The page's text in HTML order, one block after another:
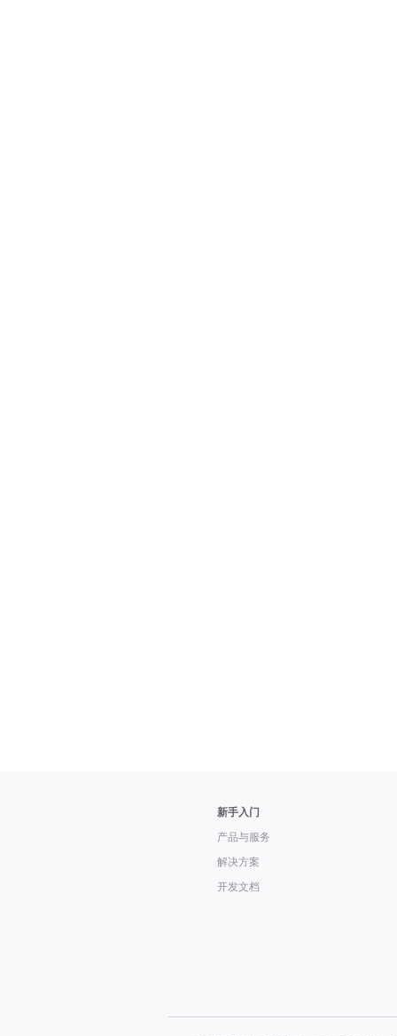
新手入门
产品与服务
解决方案
开发文档